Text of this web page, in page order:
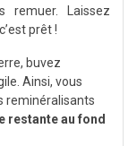
remuer. Laissez
prêt !
buvez
Ainsi, vous
reminéralisants
restante au fond